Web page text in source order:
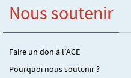
Nous soutenir
Faire un don à l’ACE
Pourquoi nous soutenir ?